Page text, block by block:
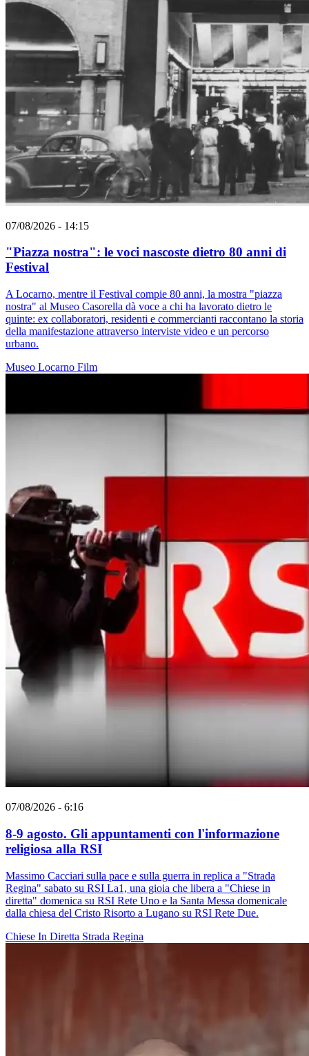
07/08/2026 - 14:15
"Piazza nostra": le voci nascoste dietro 80 anni di
Festival
A Locarno, mentre il Festival compie 80 anni, la mostra "piazza
nostra" al Museo Casorella dà voce a chi ha lavorato dietro le
quinte: ex collaboratori, residenti e commercianti raccontano la storia
della manifestazione attraverso interviste video e un percorso
urbano.
Museo Locarno Film
07/08/2026 - 6:16
8-9 agosto. Gli appuntamenti con l'informazione
religiosa alla RSI
Massimo Cacciari sulla pace e sulla guerra in replica a "Strada
Regina" sabato su RSI La1, una gioia che libera a "Chiese in
diretta" domenica su RSI Rete Uno e la Santa Messa domenicale
dalla chiesa del Cristo Risorto a Lugano su RSI Rete Due.
Chiese In Diretta Strada Regina